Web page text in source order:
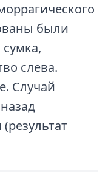
были
слева.
Случай